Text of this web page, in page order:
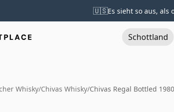
🇺🇸Es sieht so aus, als
Schottland
Whisky/Chivas Whisky/Chivas Regal Bottled